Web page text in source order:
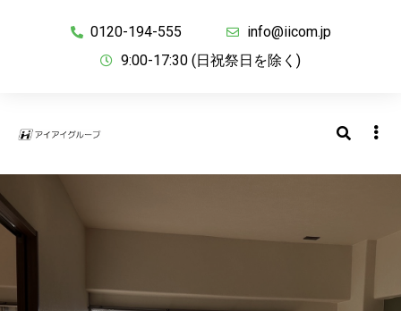
0120-194-555
info@iicom.jp
9:00-17:30 (日祝祭日を除く)